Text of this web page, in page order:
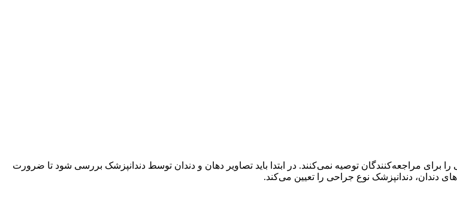
برای مراجعه‌کنندگان توصیه نمی‌کنند. در ابتدا باید تصاویر دهان و دندان توسط دندانپزشک بررسی شود تا ضرورت
دندان، دندانپزشک نوع جراحی را تعیین می‌کند.